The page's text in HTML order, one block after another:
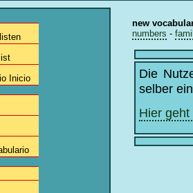
Inicio
new
numbers -
Die
selber
Hier